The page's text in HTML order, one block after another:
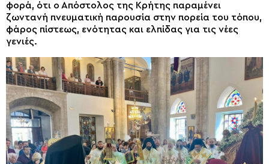
φορά, ότι ο Απόστολος της Κρήτης παραμένει
ζωντανή πνευματική παρουσία στην πορεία του τόπου,
φάρος πίστεως, ενότητας και ελπίδας για τις νέες
γενιές.